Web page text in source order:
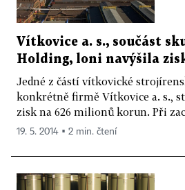
Vítkovice a. s., součást
Holding, loni navýšila
Jedné z částí vítkovické
konkrétně firmě Vítkovice a. s.,
zisk na 626 milionů korun. Při
19. 5. 2014 ▪ 2 min. čtení